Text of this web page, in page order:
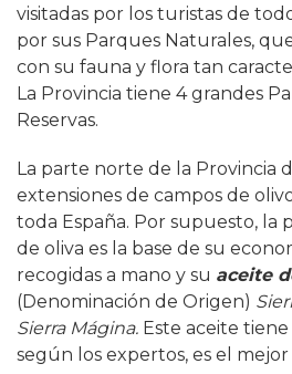
visitadas por los turistas de
por sus Parques Naturales,
con su fauna y flora tan
La Provincia tiene 4 grandes
Reservas.
La parte norte de la Provincia
extensiones de campos de
toda España. Por supuesto, la
de oliva es la base de su
recogidas a mano y su aceite
(Denominación de Origen)
Sierra Mágina. Este aceite
según los expertos, es el